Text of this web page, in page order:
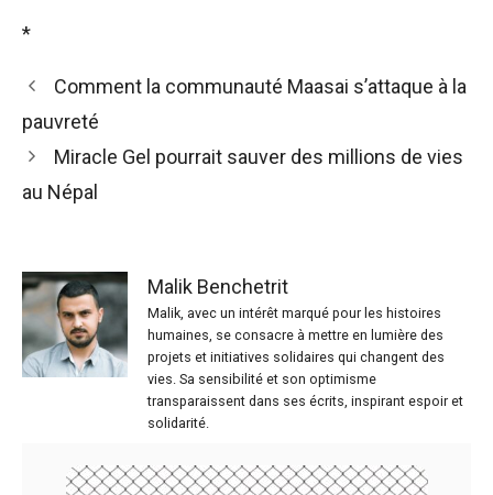
*
Comment la communauté Maasai s’attaque à la
pauvreté
Miracle Gel pourrait sauver des millions de vies
au Népal
Malik Benchetrit
Malik, avec un intérêt marqué pour les histoires
humaines, se consacre à mettre en lumière des
projets et initiatives solidaires qui changent des
vies. Sa sensibilité et son optimisme
transparaissent dans ses écrits, inspirant espoir et
solidarité.